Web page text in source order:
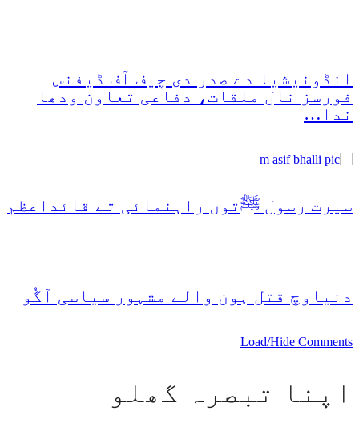
انڈونیشیا دے صدر دی چیف آف ڈیفنس
فورسز نال ملقات، دفاعی تعاون ودھا
ندا…
سیرت رسول ﷺتوں راہنمائی تے قائداعظم
دنیاوچ قتل ہون والے مشہور سیاسی آگُو
Load/Hide Comments
اپنا تبصرہ گھلو